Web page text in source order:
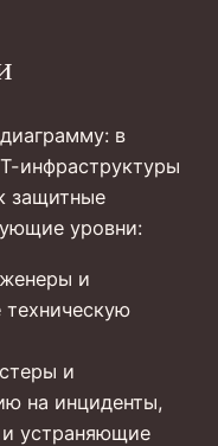
в
инфраструктуры
защитные
уровни:
и
и
на инциденты,
устраняющие